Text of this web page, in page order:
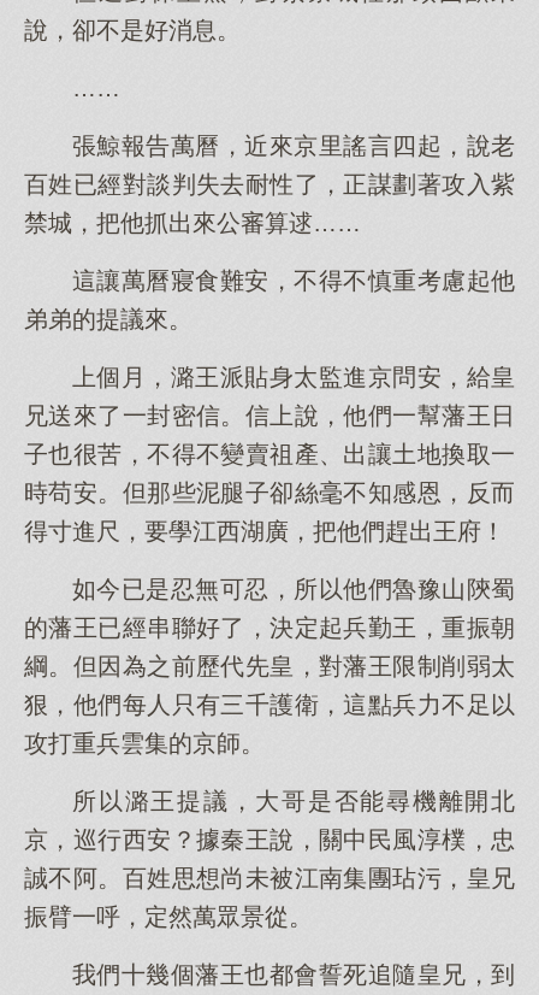
說，卻不是好消息。
……
張鯨報告萬曆，近來京里謠言四起，說老
百姓已經對談判失去耐性了，正謀劃著攻入紫
禁城，把他抓出來公審算逑……
這讓萬曆寢食難安，不得不慎重考慮起他
弟弟的提議來。
上個月，潞王派貼身太監進京問安，給皇
兄送來了一封密信。信上說，他們一幫藩王日
子也很苦，不得不變賣祖產、出讓土地換取一
時苟安。但那些泥腿子卻絲毫不知感恩，反而
得寸進尺，要學江西湖廣，把他們趕出王府！
如今已是忍無可忍，所以他們魯豫山陝蜀
的藩王已經串聯好了，決定起兵勤王，重振朝
綱。但因為之前歷代先皇，對藩王限制削弱太
狠，他們每人只有三千護衛，這點兵力不足以
攻打重兵雲集的京師。
所以潞王提議，大哥是否能尋機離開北
京，巡行西安？據秦王說，關中民風淳樸，忠
誠不阿。百姓思想尚未被江南集團玷污，皇兄
振臂一呼，定然萬眾景從。
我們十幾個藩王也都會誓死追隨皇兄，到